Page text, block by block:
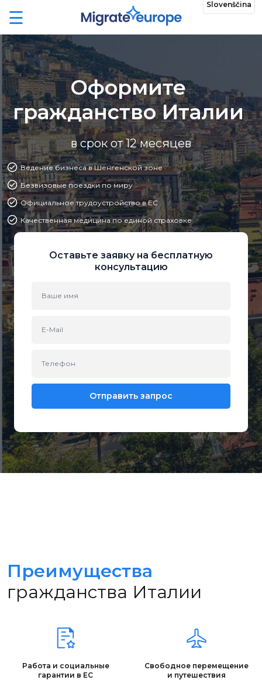
☰
Slovenščina
Оформите
гражданство Италии
в срок от 12 месяцев
Ведение бизнеса в Шенгенской зоне
Безвизовые поездки по миру
Официальное трудоустройство в ЕС
Качественная медицина по единой страховке
Оставьте заявку на бесплатную
консультацию
Преимущества
гражданства Италии
Работа и социальные
гарантии в ЕС
Свободное перемещение
и путешествия